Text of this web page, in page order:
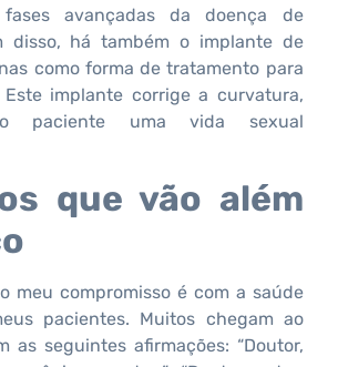
avançadas da doença de
disso, há também o implante de
como forma de tratamento para
implante corrige a curvatura,
paciente uma vida sexual
que vão além
meu compromisso é com a saúde
pacientes. Muitos chegam ao
as seguintes afirmações: “Doutor,